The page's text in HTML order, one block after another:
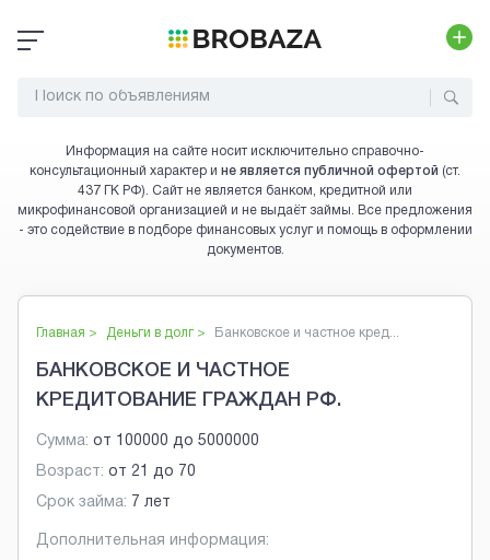
Информация на сайте носит исключительно справочно-
консультационный характер и не является публичной офертой (ст.
437 ГК РФ). Сайт не является банком, кредитной или
микрофинансовой организацией и не выдаёт займы. Все предложения
- это содействие в подборе финансовых услуг и помощь в оформлении
документов.
Главная > Деньги в долг> Банковское и частное кред...
БАНКОВСКОЕ И ЧАСТНОЕ
КРЕДИТОВАНИЕ ГРАЖДАН РФ.
Сумма: от 100000 до 5000000
Возраст: от 21 до 70
Срок займа: 7 лет
Дополнительная информация: